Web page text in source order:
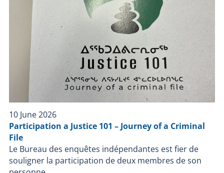
10 June 2026
Participation a Justice 101 – Journey of a Criminal
File
Le Bureau des enquêtes indépendantes est fier de
souligner la participation de deux membres de son